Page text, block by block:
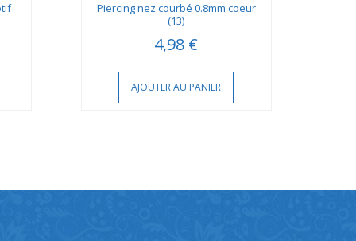
Piercing nez courbé 0.8mm coeur
(13)
4,98 €
AJOUTER AU PANIER